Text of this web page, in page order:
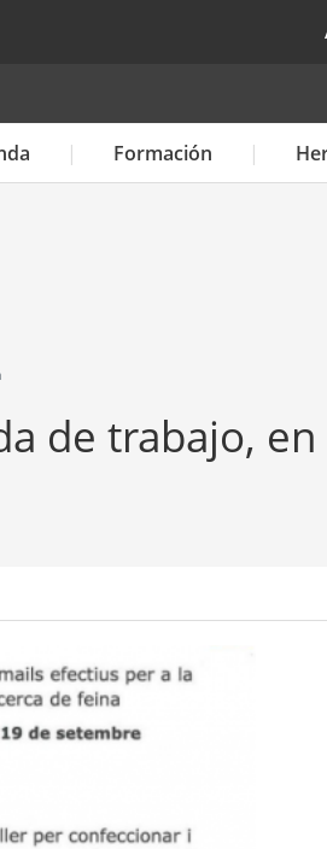
Formación
de trabajo,